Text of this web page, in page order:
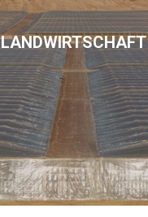
LANDWIRTSCHAFT